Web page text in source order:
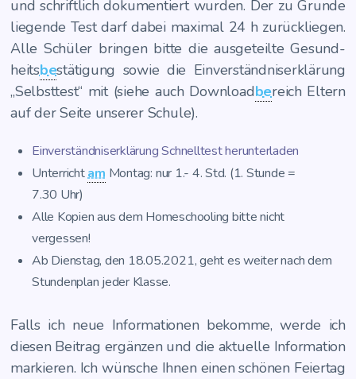
und schrift­lich doku­men­tiert wur­den. Der zu Grun­de
lie­gen­de Test darf dabei maxi­mal 24 h zurück­lie­gen.
Alle Schü­ler brin­gen bit­te die aus­ge­teil­te Gesund­
heits­be­stä­ti­gung sowie die Ein­ver­ständ­nis­er­klä­rung
„Selbst­test“ mit (sie­he auch Down­load­be­reich Eltern
auf der Sei­te unse­rer Schule).
Ein­ver­ständ­nis­er­klä­rung Schnell­test herunterladen
Unter­richtam Mon­tag: nur 1.- 4. Std. (1. Stun­de =
7.30 Uhr)
Alle Kopien aus dem Home­schoo­ling bit­te nicht
vergessen!
Ab Diens­tag, den 18.05.2021, geht es wei­ter nach dem
Stun­den­plan jeder Klasse.
Falls ich neue Infor­ma­tio­nen bekom­me, wer­de ich
die­sen Bei­trag ergän­zen und die aktu­el­le Infor­ma­ti­on
mar­kie­ren. Ich wün­sche Ihnen einen schö­nen Fei­er­tag